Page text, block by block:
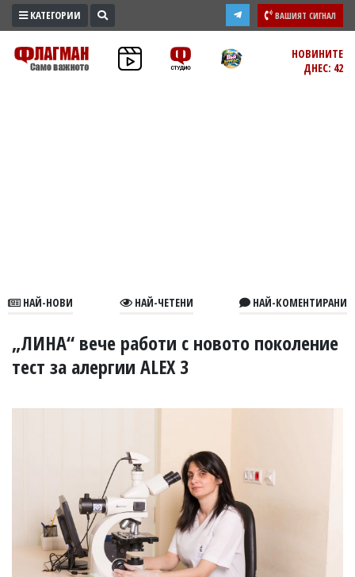
ПРОМО
ЗОНА
УКРАЙНА
РАЗСЛЕДВАНЕ
Управители:
Василев,
v.vasilev@flagman.bg
КАТЕГОРИИ ВАШИЯТ СИГНАЛ
НОВИНИТЕ
ДНЕС: 42
НАЙ-НОВИ НАЙ-ЧЕТЕНИ НАЙ-КОМЕНТИРАНИ
„ЛИНА“ вече работи с новото поколение
тест за алергии ALEX 3